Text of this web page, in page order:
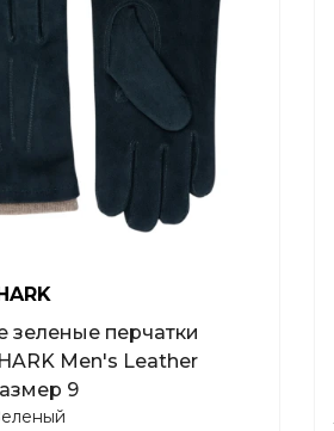
зеленые перчатки
Men's Leather
9